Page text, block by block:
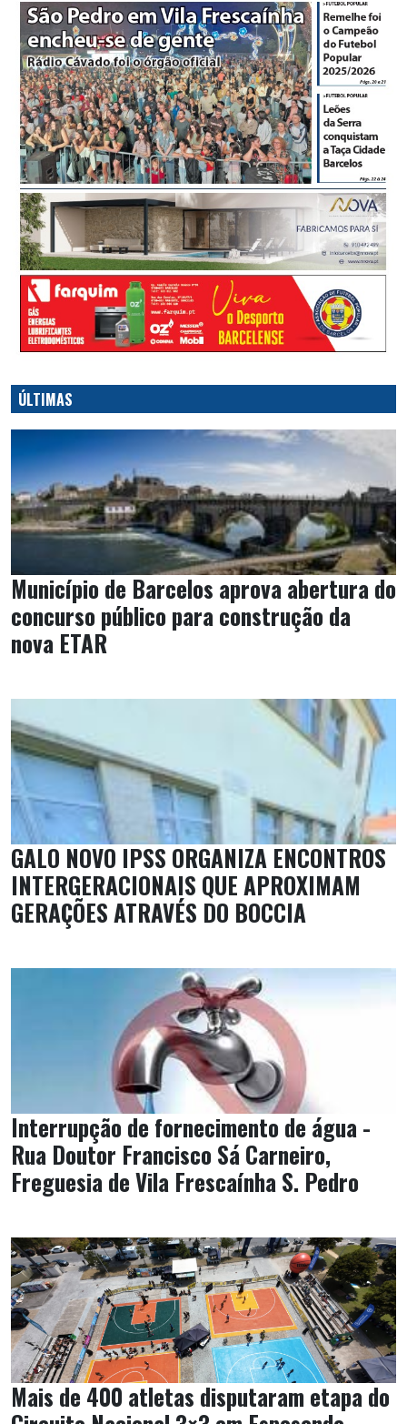
ÚLTIMAS
Município de Barcelos aprova abertura do
concurso público para construção da
nova ETAR
GALO NOVO IPSS ORGANIZA ENCONTROS
INTERGERACIONAIS QUE APROXIMAM
GERAÇÕES ATRAVÉS DO BOCCIA
Interrupção de fornecimento de água -
Rua Doutor Francisco Sá Carneiro,
Freguesia de Vila Frescaínha S. Pedro
Mais de 400 atletas disputaram etapa do